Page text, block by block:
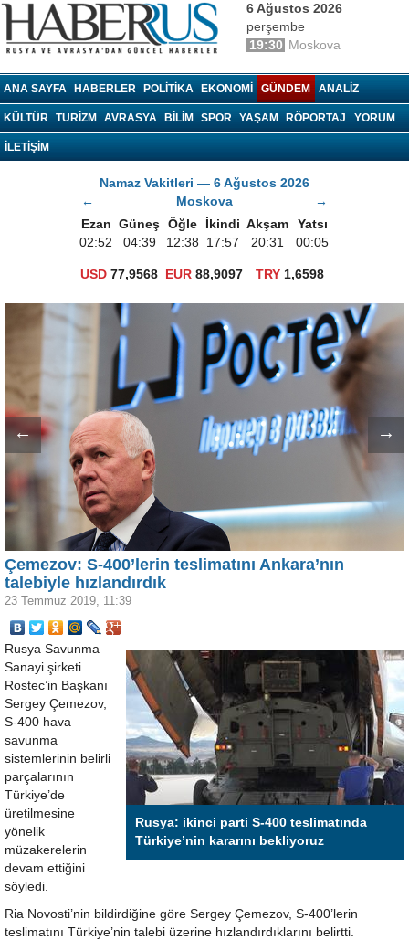
6 Ağustos 2026
perşembe
19:30 Moskova
ANA SAYFA HABERLER POLITIKA EKONOMI GÜNDEM ANALIZ
KÜLTÜR TURIZM AVRASYA BILIM SPOR YAŞAM RÖPORTAJ YORUM
İLETİŞİM
Namaz Vakitleri — 6 Ağustos 2026
←
Moskova
→
Ezan Güneş Öğle İkindi Akşam
Yatsı
02:52
04:39 12:38 17:57 20:31 00:05
USD 77,9568 EUR 88,9097 TRY1,6598
← →
Çemezov: S-400’lerin teslimatını Ankara’nın
talebiyle hızlandırdık
23 Temmuz 2019, 11:39
Rusya: ikinci parti S-400 teslimatında
Türkiye’nin kararını bekliyoruz
Rusya Savunma
Sanayi şirketi
Rostec’in Başkanı
Sergey Çemezov,
S-400 hava
savunma
sistemlerinin belirli
parçalarının
Türkiye’de
üretilmesine
yönelik
müzakerelerin
devam ettiğini
söyledi.
Ria Novosti’nin bildirdiğine göre Sergey Çemezov, S-400’lerin
teslimatını Türkiye’nin talebi üzerine hızlandırdıklarını belirtti.